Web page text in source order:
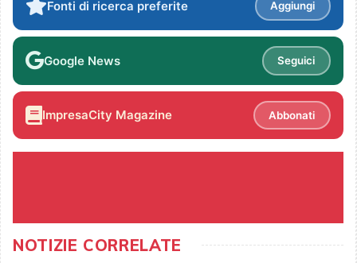
Fonti di ricerca preferite Aggiungi
Google News Seguici
ImpresaCity Magazine Abbonati
NOTIZIE CORRELATE